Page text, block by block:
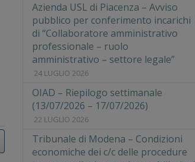
Azienda USL di Piacenza – Avviso
pubblico per conferimento incarichi
di “Collaboratore amministrativo
professionale – ruolo
amministrativo – settore legale”
24 LUGLIO 2026
OIAD – Riepilogo settimanale
(13/07/2026 – 17/07/2026)
22 LUGLIO 2026
Tribunale di Modena – Condizioni
economiche dei c/c delle procedure